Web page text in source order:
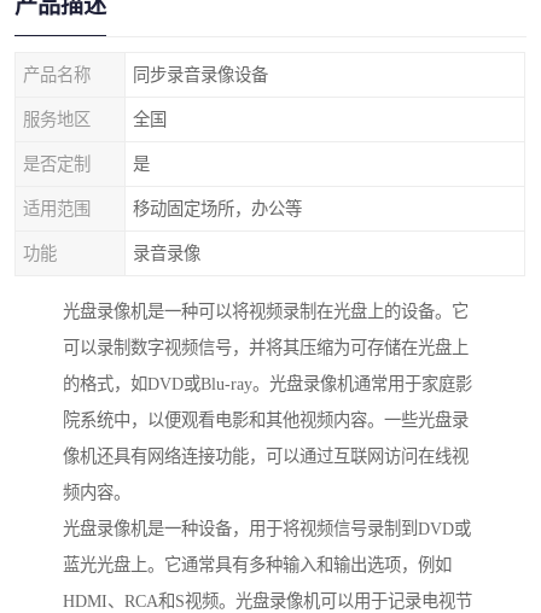
产品描述
产品名称 同步录音录像设备
服务地区 全国
是否定制 是
适用范围 移动固定场所，办公等
功能 录音录像
光盘录像机是一种可以将视频录制在光盘上的设备。它
可以录制数字视频信号，并将其压缩为可存储在光盘上
的格式，如DVD或Blu-ray。光盘录像机通常用于家庭影
院系统中，以便观看电影和其他视频内容。一些光盘录
像机还具有网络连接功能，可以通过互联网访问在线视
频内容。
光盘录像机是一种设备，用于将视频信号录制到DVD或
蓝光光盘上。它通常具有多种输入和输出选项，例如
HDMI、RCA和S视频。光盘录像机可以用于记录电视节